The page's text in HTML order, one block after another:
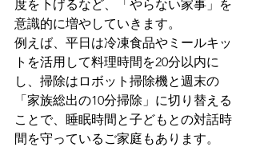
度を下げるなど、「やらない家事」を
意識的に増やしていきます。
例えば、平日は冷凍食品やミールキッ
トを活用して料理時間を20分以内に
し、掃除はロボット掃除機と週末の
「家族総出の10分掃除」に切り替える
ことで、睡眠時間と子どもとの対話時
間を守っているご家庭もあります。